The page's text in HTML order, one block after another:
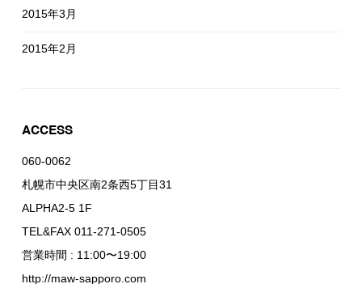
2015年3月
2015年2月
ACCESS
060-0062
札幌市中央区南2条西5丁目31
ALPHA2-5 1F
TEL&FAX 011-271-0505
営業時間 : 11:00〜19:00
http://maw-sapporo.com